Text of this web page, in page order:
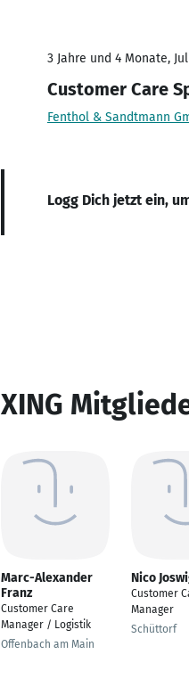
3 Jahre und 4 Monate,
Customer Care
Fenthol & Sandtmann
Logg Dich jetzt ein,
XING
Marc-Alexander
Franz
Customer Care
Manager / Logistik
Offenbach am Main
Nico
Customer
Manager
Schüttorf